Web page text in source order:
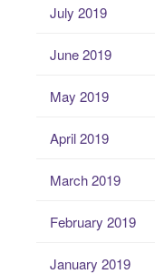
July 2019
June 2019
May 2019
April 2019
March 2019
February 2019
January 2019